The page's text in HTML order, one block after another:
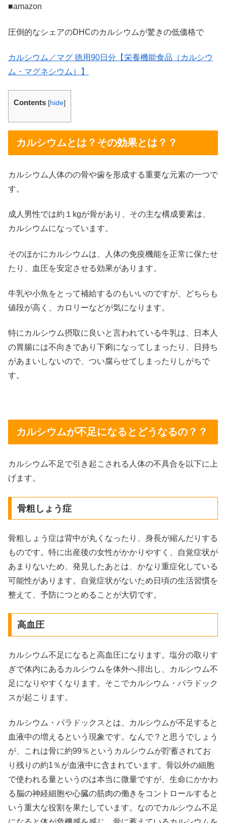
■amazon
圧倒的なシェアのDHCのカルシウムが驚きの低価格で
カルシウム／マグ 徳用90日分【栄養機能食品（カルシウ
ム・マグネシウム）】
Contents [hide]
カルシウムとは？その効果とは？？
カルシウム人体のの骨や歯を形成する重要な元素の一つで
す。
成人男性では約１kgが骨があり、その主な構成要素は、
カルシウムになっています。
そのほかにカルシウムは、人体の免疫機能を正常に保たせ
たり、血圧を安定させる効果があります。
牛乳や小魚をとって補給するのもいいのですが、どちらも
値段が高く、カロリーなどが気になります。
特にカルシウム摂取に良いと言われている牛乳は、日本人
の胃腸には不向きであり下痢になってしまったり、日持ち
があまいしないので、つい腐らせてしまったりしがちで
す。
カルシウムが不足になるとどうなるの？？
カルシウム不足で引き起こされる人体の不具合を以下に上
げます。
骨粗しょう症
骨粗しょう症は背中が丸くなったり、身長が縮んだりする
ものです。特に出産後の女性がかかりやすく、自覚症状が
あまりないため、発見したあとは、かなり重症化している
可能性があります。自覚症状がないため日頃の生活習慣を
整えて、予防につとめることが大切です。
高血圧
カルシウム不足になると高血圧になります。塩分の取りす
ぎで体内にあるカルシウムを体外へ排出し、カルシウム不
足になりやすくなります。そこでカルシウム・パラドック
スが起こります。
カルシウム・パラドックスとは、カルシウムが不足すると
血液中の増えるという現象です。なんで？と思うでしょう
が、これは骨に約99％というカルシウムが貯蓄されてお
り残りの約1％が血液中に含まれています。骨以外の細胞
で使われる量というのは本当に微量ですが、生命にかかわ
る脳の神経細胞や心臓の筋肉の働きをコントロールすると
いう重大な役割を果たしています。なのでカルシウム不足